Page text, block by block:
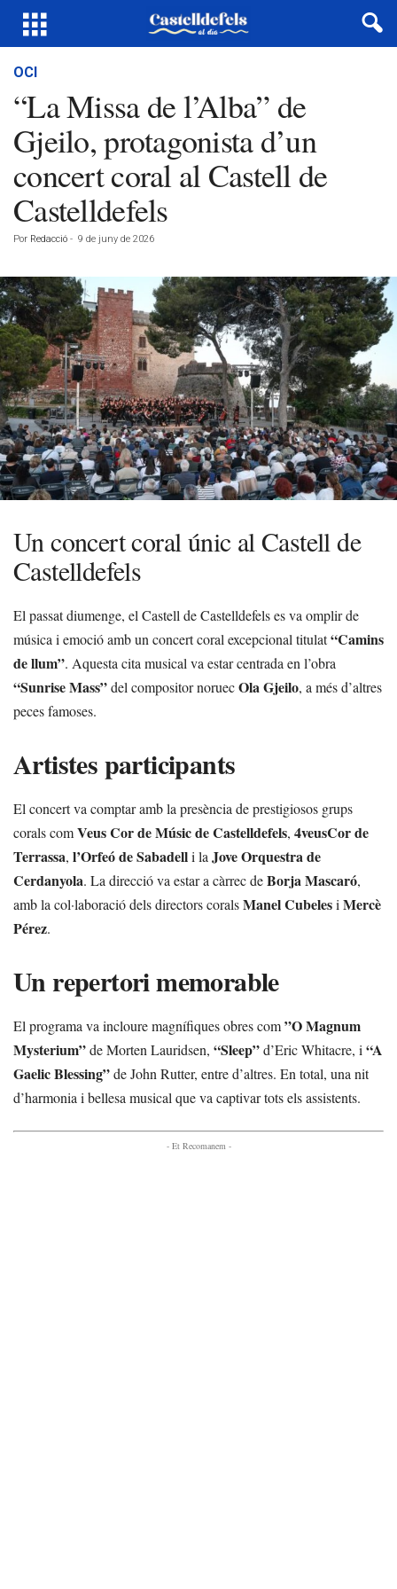
OCI
“La Missa de l’Alba” de
Gjeilo, protagonista d’un
concert coral al Castell de
Castelldefels
Por Redacció - 9 de juny de 2026
Un concert coral únic al Castell de
Castelldefels
El passat diumenge, el Castell de Castelldefels es va omplir de
música i emoció amb un concert coral excepcional titulat“Camins
de llum”. Aquesta cita musical va estar centrada en l’obra
“Sunrise Mass”del compositor noruecOla Gjeilo, a més d’altres
peces famoses.
Artistes participants
El concert va comptar amb la presència de prestigiosos grups
corals comVeus Cor de Músic de Castelldefels, 4veusCor de
Terrassa, l’Orfeó de Sabadelli la Jove Orquestra de
Cerdanyola. La direcció va estar a càrrec deBorja Mascaró,
amb la col·laboració dels directors coralsManel Cubelesi Mercè
Pérez.
Un repertori memorable
El programa va incloure magnífiques obres com”O Magnum
Mysterium”de Morten Lauridsen, “Sleep”d’Eric Whitacre, i “A
Gaelic Blessing”de John Rutter, entre d’altres. En total, una nit
d’harmonia i bellesa musical que va captivar tots els assistents.
- Et Recomanem -